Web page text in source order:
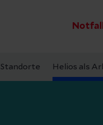
Notfall
Standorte Helios als